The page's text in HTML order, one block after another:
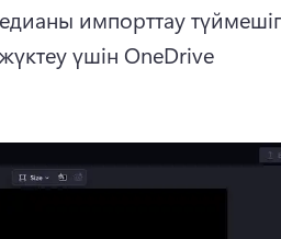
импорттау
үшін OneDrive